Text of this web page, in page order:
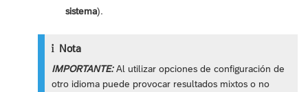
sistema).
Nota
IMPORTANTE:Al utilizar opciones de configuración de
otro idioma puede provocar resultados mixtos o no